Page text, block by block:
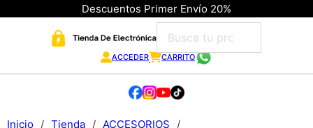
Descuentos Primer Envío 20%
ACCEDER CARRITO
Inicio / Tienda / ACCESORIOS
/